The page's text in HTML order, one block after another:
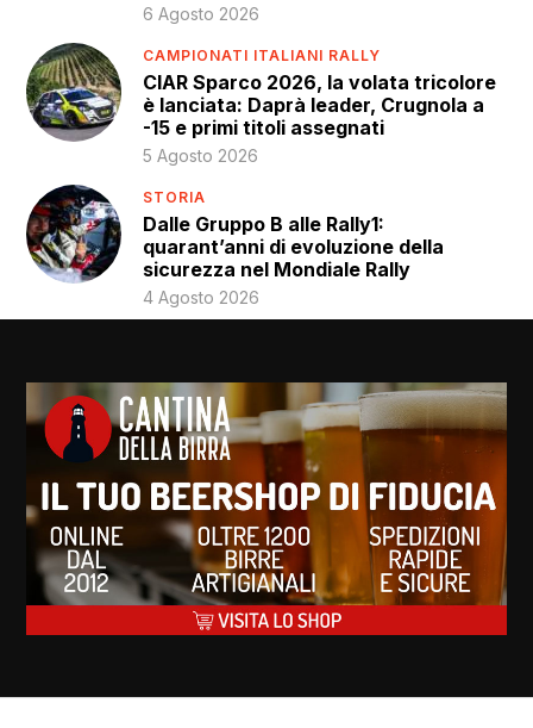
6 Agosto 2026
CAMPIONATI ITALIANI RALLY
CIAR Sparco 2026, la volata tricolore
è lanciata: Daprà leader, Crugnola a
-15 e primi titoli assegnati
5 Agosto 2026
STORIA
Dalle Gruppo B alle Rally1:
quarant’anni di evoluzione della
sicurezza nel Mondiale Rally
4 Agosto 2026